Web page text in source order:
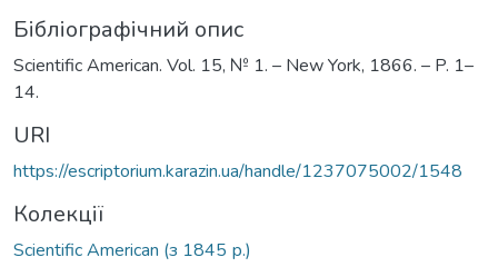
Бібліографічний опис
Scientific American. Vol. 15, № 1. – New York, 1866. – P. 1–
14.
URI
https://escriptorium.karazin.ua/handle/1237075002/1548
Колекції
Scientific American (з 1845 р.)